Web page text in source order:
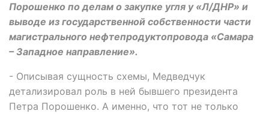
Порошенко по делам о закупке угля у «Л/ДНР» и
выводе из государственной собственности части
магистрального нефтепродуктопровода «Самара
– Западное направление».
- Описывая сущность схемы, Медведчук
детализировал роль в ней бывшего президента
Петра Порошенко. А именно, что тот не только